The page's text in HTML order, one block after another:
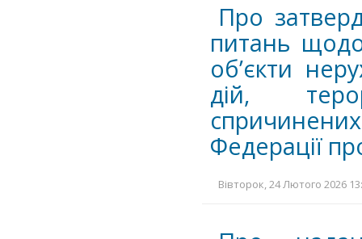
Про
питань
об’єкти
дій,
Федерації
Вівторок, 24 Лютого 2026